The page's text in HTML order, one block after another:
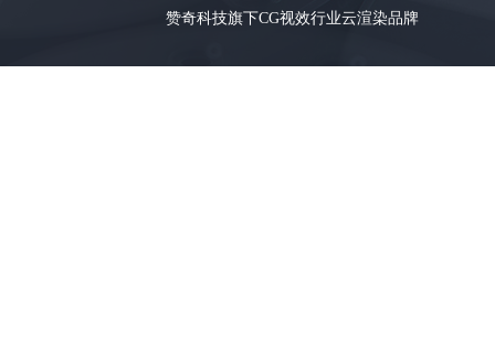
赞奇科技旗下CG视效行业云渲染品牌